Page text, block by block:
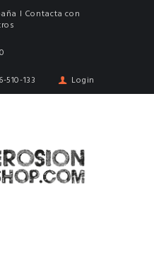
I Contacta con
510-133 Login